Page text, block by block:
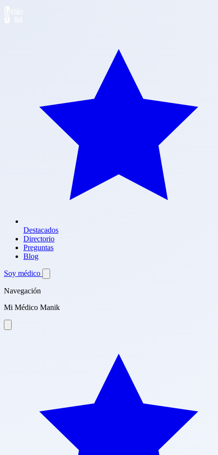
Destacados
Directorio
Preguntas
Blog
Soy médico
Navegación
Mi Médico Manik